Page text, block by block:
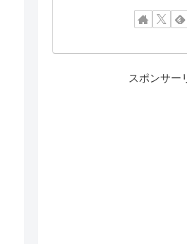
スポンサー